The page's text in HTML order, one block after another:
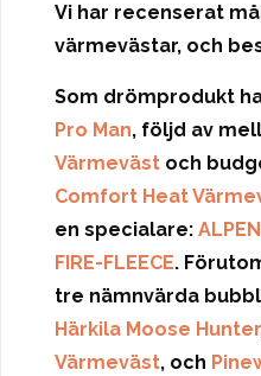
Vi har recenserat
värmevästar, och
Som drömprodukt
Pro Man, följd av
Värmeväst och
Comfort Heat
en specialare:
FIRE-FLEECE.
tre nämnvärda
Härkila Moose Hunter
Värmeväst, och